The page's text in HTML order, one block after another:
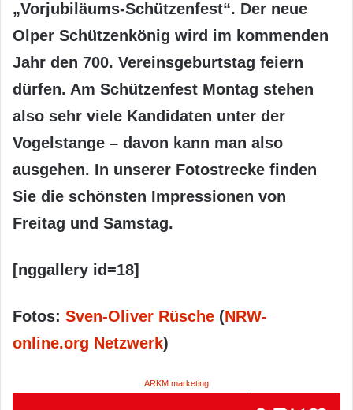
„Vorjubiläums-Schützenfest“. Der neue
Olper Schützenkönig wird im kommenden
Jahr den 700. Vereinsgeburtstag feiern
dürfen. Am Schützenfest Montag stehen
also sehr viele Kandidaten unter der
Vogelstange – davon kann man also
ausgehen. In unserer Fotostrecke finden
Sie die schönsten Impressionen von
Freitag und Samstag.
[nggallery id=18]
Fotos: Sven-Oliver Rüsche (NRW-
online.org Netzwerk)
ARKM.marketing